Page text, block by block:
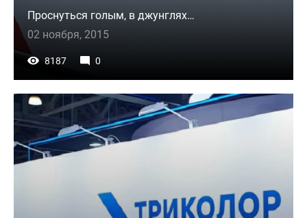
Проснуться голым, в джунглях…
02 ноября, 2015
8187 0